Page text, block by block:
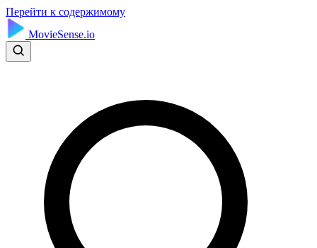
Перейти к содержимому
MovieSense.io